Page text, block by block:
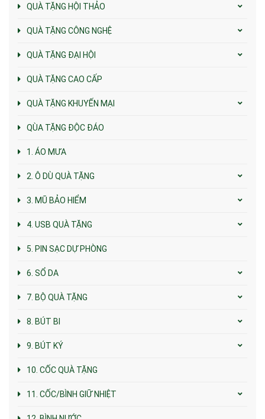
QUÀ TẶNG HỘI THẢO
QUÀ TẶNG CÔNG NGHỆ
QUÀ TẶNG ĐẠI HỘI
QUÀ TẶNG CAO CẤP
QUÀ TẶNG KHUYẾN MẠI
QÙA TẶNG ĐỘC ĐÁO
1. ÁO MƯA
2. Ô DÙ QUÀ TẶNG
3. MŨ BẢO HIỂM
4. USB QUÀ TẶNG
5. PIN SẠC DỰ PHÒNG
6. SỔ DA
7. BỘ QUÀ TẶNG
8. BÚT BI
9. BÚT KÝ
10. CỐC QUÀ TẶNG
11. CỐC/BÌNH GIỮ NHIỆT